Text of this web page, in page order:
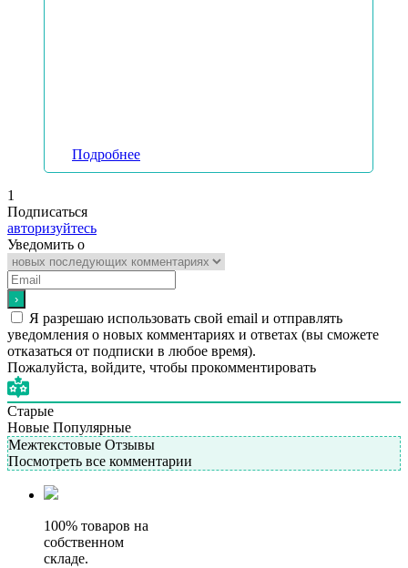
Подробнее
1
Подписаться
авторизуйтесь
Уведомить о
Я разрешаю использовать свой email и отправлять
уведомления о новых комментариях и ответах (вы cможете
отказаться от подписки в любое время).
Пожалуйста, войдите, чтобы прокомментировать
Старые
Новые Популярные
Межтекстовые Отзывы
Посмотреть все комментарии
100% товаров на
собственном
складе.